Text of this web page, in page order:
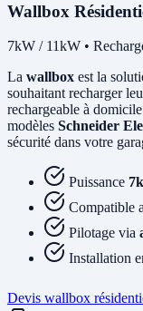
Wallbox
7kW / 11kW •
La wallbox est la
souhaitant recharger
rechargeable à
modèles Schneider
sécurité dans votre
Puissance
Compatible
Pilotage via
Installation
Devis wallbox